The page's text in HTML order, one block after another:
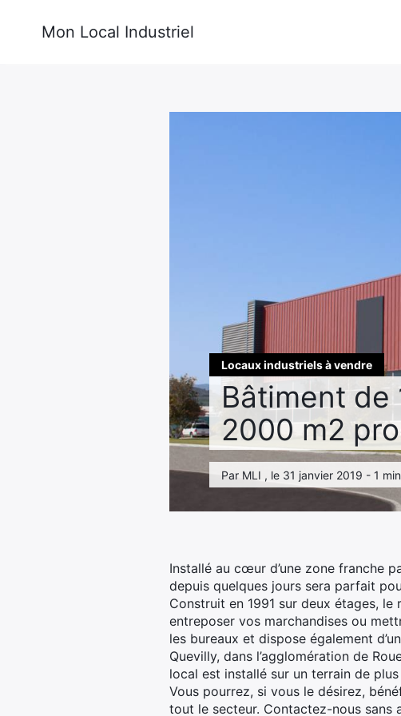
Locaux industriels à vendre
Bâtiment de
2000 m2
Par MLI , le 31 janvier 2019 - 1
Installé au cœur d’une zone franche
depuis quelques jours sera parfait
Construit en 1991 sur deux étages,
entreposer vos marchandises ou
les bureaux et dispose également
Quevilly, dans l’agglomération de
local est installé sur un terrain de
Vous pourrez, si vous le désirez,
tout le secteur. Contactez-nous sans
Mon Local Industriel